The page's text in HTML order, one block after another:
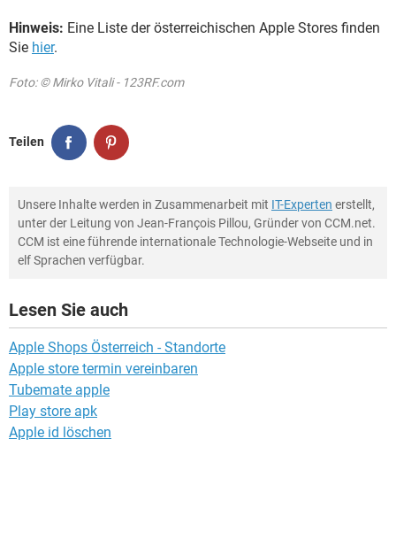
Hinweis: Eine Liste der österreichischen Apple Stores finden
Sie hier.
Foto: © Mirko Vitali - 123RF.com
Teilen
Unsere Inhalte werden in Zusammenarbeit mit IT-Experten erstellt,
unter der Leitung von Jean-François Pillou, Gründer von CCM.net.
CCM ist eine führende internationale Technologie-Webseite und in
elf Sprachen verfügbar.
Lesen Sie auch
Apple Shops Österreich - Standorte
Apple store termin vereinbaren
Tubemate apple
Play store apk
Apple id löschen